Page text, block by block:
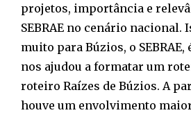
projetos, importância e
SEBRAE no cenário nacional.
muito para Búzios, o
nos ajudou a formatar um
roteiro Raízes de Búzios. A
houve um envolvimento